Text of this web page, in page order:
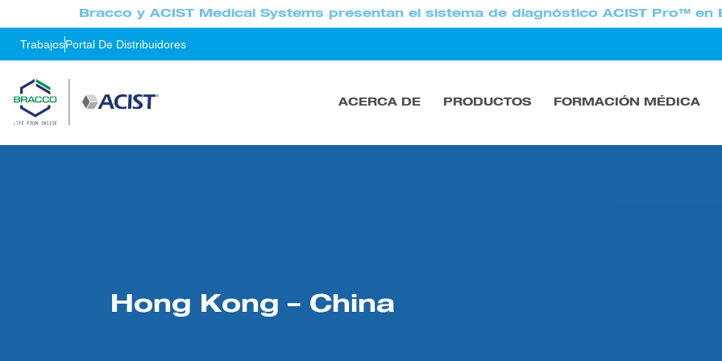
Bracco y ACIST Medical Systems presentan el sistema de diagnóstico ACIST Pro™ en
TrabajosPortal De Distribuidores
ACERCA DE PRODUCTOS FORMACIÓN MÉDICA
Hong Kong – China